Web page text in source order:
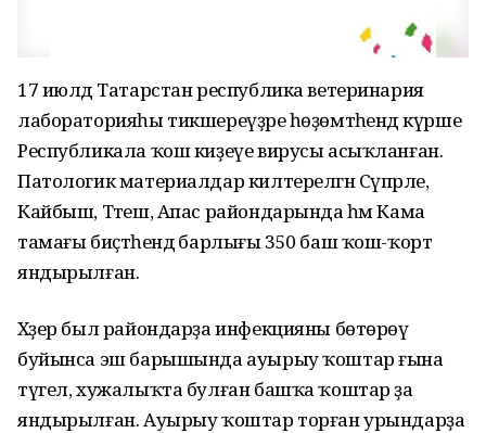
17 июлдә Татарстан республика ветеринария
лабораторияһы тикшереүҙәре һөҙөмтәһендә күрше
Республикала ҡош киҙеүе вирусы асыҡланған.
Патологик материалдар килтерелгән Сүпрәле,
Кайбыш, Тәтеш, Апас райондарында һәм Кама
тамағы биҫтәһендә барлығы 350 баш ҡош-ҡорт
яндырылған.
Хәҙер был райондарҙа инфекцияны бөтөрөү
буйынса эш барышында ауырыу ҡоштар ғына
түгел, хужалыҡта булған башҡа ҡоштар ҙа
яндырылған. Ауырыу ҡоштар торған урындарҙа